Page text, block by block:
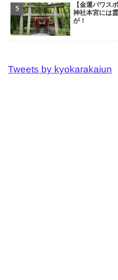
【金運パワス
神社本宮には
が！
Tweets by kyokarakaiun